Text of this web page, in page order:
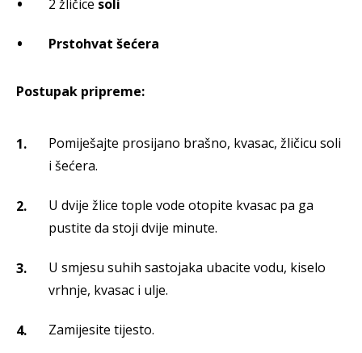
2 žličice soli
Prstohvat šećera
Postupak pripreme:
Pomiješajte prosijano brašno, kvasac, žličicu soli
i šećera.
U dvije žlice tople vode otopite kvasac pa ga
pustite da stoji dvije minute.
U smjesu suhih sastojaka ubacite vodu, kiselo
vrhnje, kvasac i ulje.
Zamijesite tijesto.